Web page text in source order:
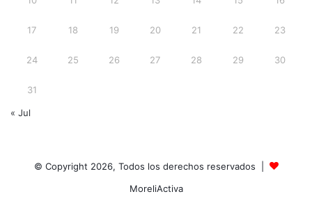
17 18 19 20 21 22 23
24 25 26 27 28 29 30
31
« Jul
© Copyright 2026, Todos los derechos reservados |
MoreliActiva